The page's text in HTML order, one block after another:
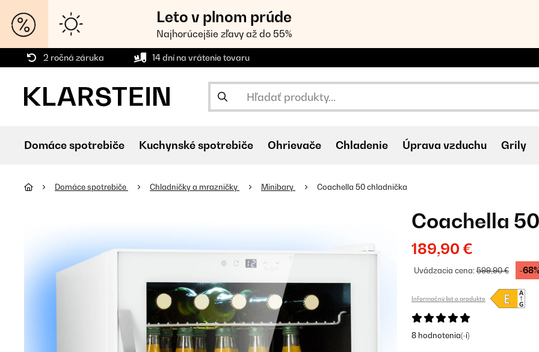
Leto v plnom prúde
Najhorúcejšie zľavy až do 55%
2 ročná záruka 14 dní na vrátenie tovaru
Domáce spotrebiče Kuchynské spotrebiče Ohrievače Chladenie Úprava vzduchu Grily
Domáce spotrebiče Chladničky a mrazničky Minibary Coachella 50 chladnička
Coachella
189,90 €
Uvádzacia cena:599,90 € -
Informačný list o produkte
8 hodnotenia(-í)